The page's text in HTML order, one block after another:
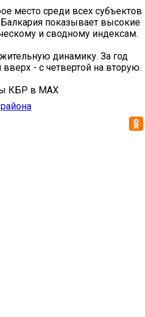
место среди всех субъектов
показывает высокие
и сводному индексам.
динамику. За год
- с четвертой на вторую.
КБР в MAX